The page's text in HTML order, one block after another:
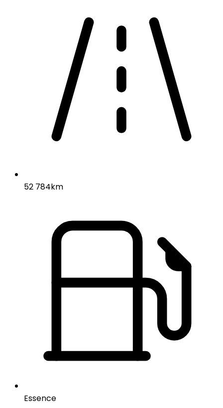
52 784km
Essence